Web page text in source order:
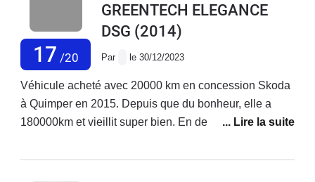
17 /20
GREENTECH ELEGANCE
DSG (2014)
Par le 30/12/2023
Véhicule acheté avec 20000 km en concession Skoda
à Quimper en 2015. Depuis que du bonheur, elle a
180000km et vieillit super bien. En dehors des
fin de la garantie j’ai changé une fois les plaquettes de